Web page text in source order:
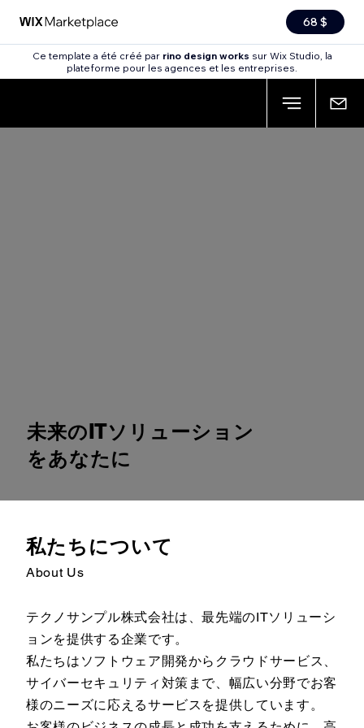
68 $
Ce template a été créé par rino design works sur Wix Studio, la
plateforme pour les agences et les entreprises.